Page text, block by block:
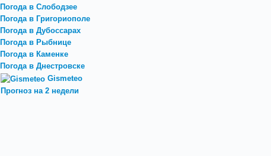
Погода в Слободзее
Погода в Григориополе
Погода в Дубоссарах
Погода в Рыбнице
Погода в Каменке
Погода в Днестровске
Gismeteo
Прогноз на 2 недели